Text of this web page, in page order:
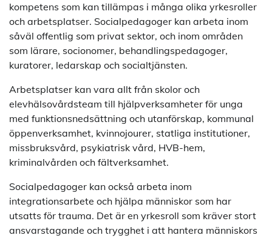
kompetens som kan tillämpas i många olika yrkesroller
och arbetsplatser. Socialpedagoger kan arbeta inom
såväl offentlig som privat sektor, och inom områden
som lärare, socionomer, behandlingspedagoger,
kuratorer, ledarskap och socialtjänsten.
Arbetsplatser kan vara allt från skolor och
elevhälsovårdsteam till hjälpverksamheter för unga
med funktionsnedsättning och utanförskap, kommunal
öppenverksamhet, kvinnojourer, statliga institutioner,
missbruksvård, psykiatrisk vård, HVB-hem,
kriminalvården och fältverksamhet.
Socialpedagoger kan också arbeta inom
integrationsarbete och hjälpa människor som har
utsatts för trauma. Det är en yrkesroll som kräver stort
ansvarstagande och trygghet i att hantera människors